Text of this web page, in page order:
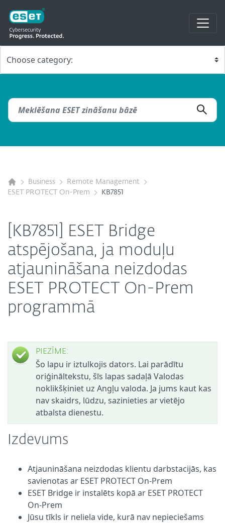
Business
Remote Management
ESET PROTECT On-Prem
KB7851
[KB7851] ESET Bridge
atspējošana, ja moduļu
atjaunināšana neizdodas
ESET PROTECT On-Prem
programmā
PIEZĪME:
Šo lapu ir iztulkojis dators. Lai parādītu
oriģināltekstu, šīs lapas sadaļā Valodas
noklikšķiniet uz Angļu valoda. Ja jums kaut kas
nav skaidrs, lūdzu, sazinieties ar vietējo
atbalsta dienestu.
Izdevums
Atjaunināšana neizdodas klientu darbstacijās, kas
savienotas ar ESET PROTECT On-Prem
ESET Bridge ir instalēts kopā ar ESET PROTECT
On-Prem
Jūsu tīkls ir neliela vide, kurā nav nepieciešams